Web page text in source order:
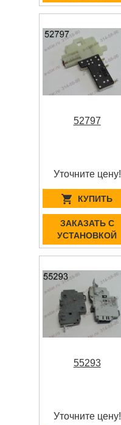
52797
Уточните цену!
КУПИТЬ
ЗАКАЗАТЬ С
УСТАНОВКОЙ
55293
Уточните цену!